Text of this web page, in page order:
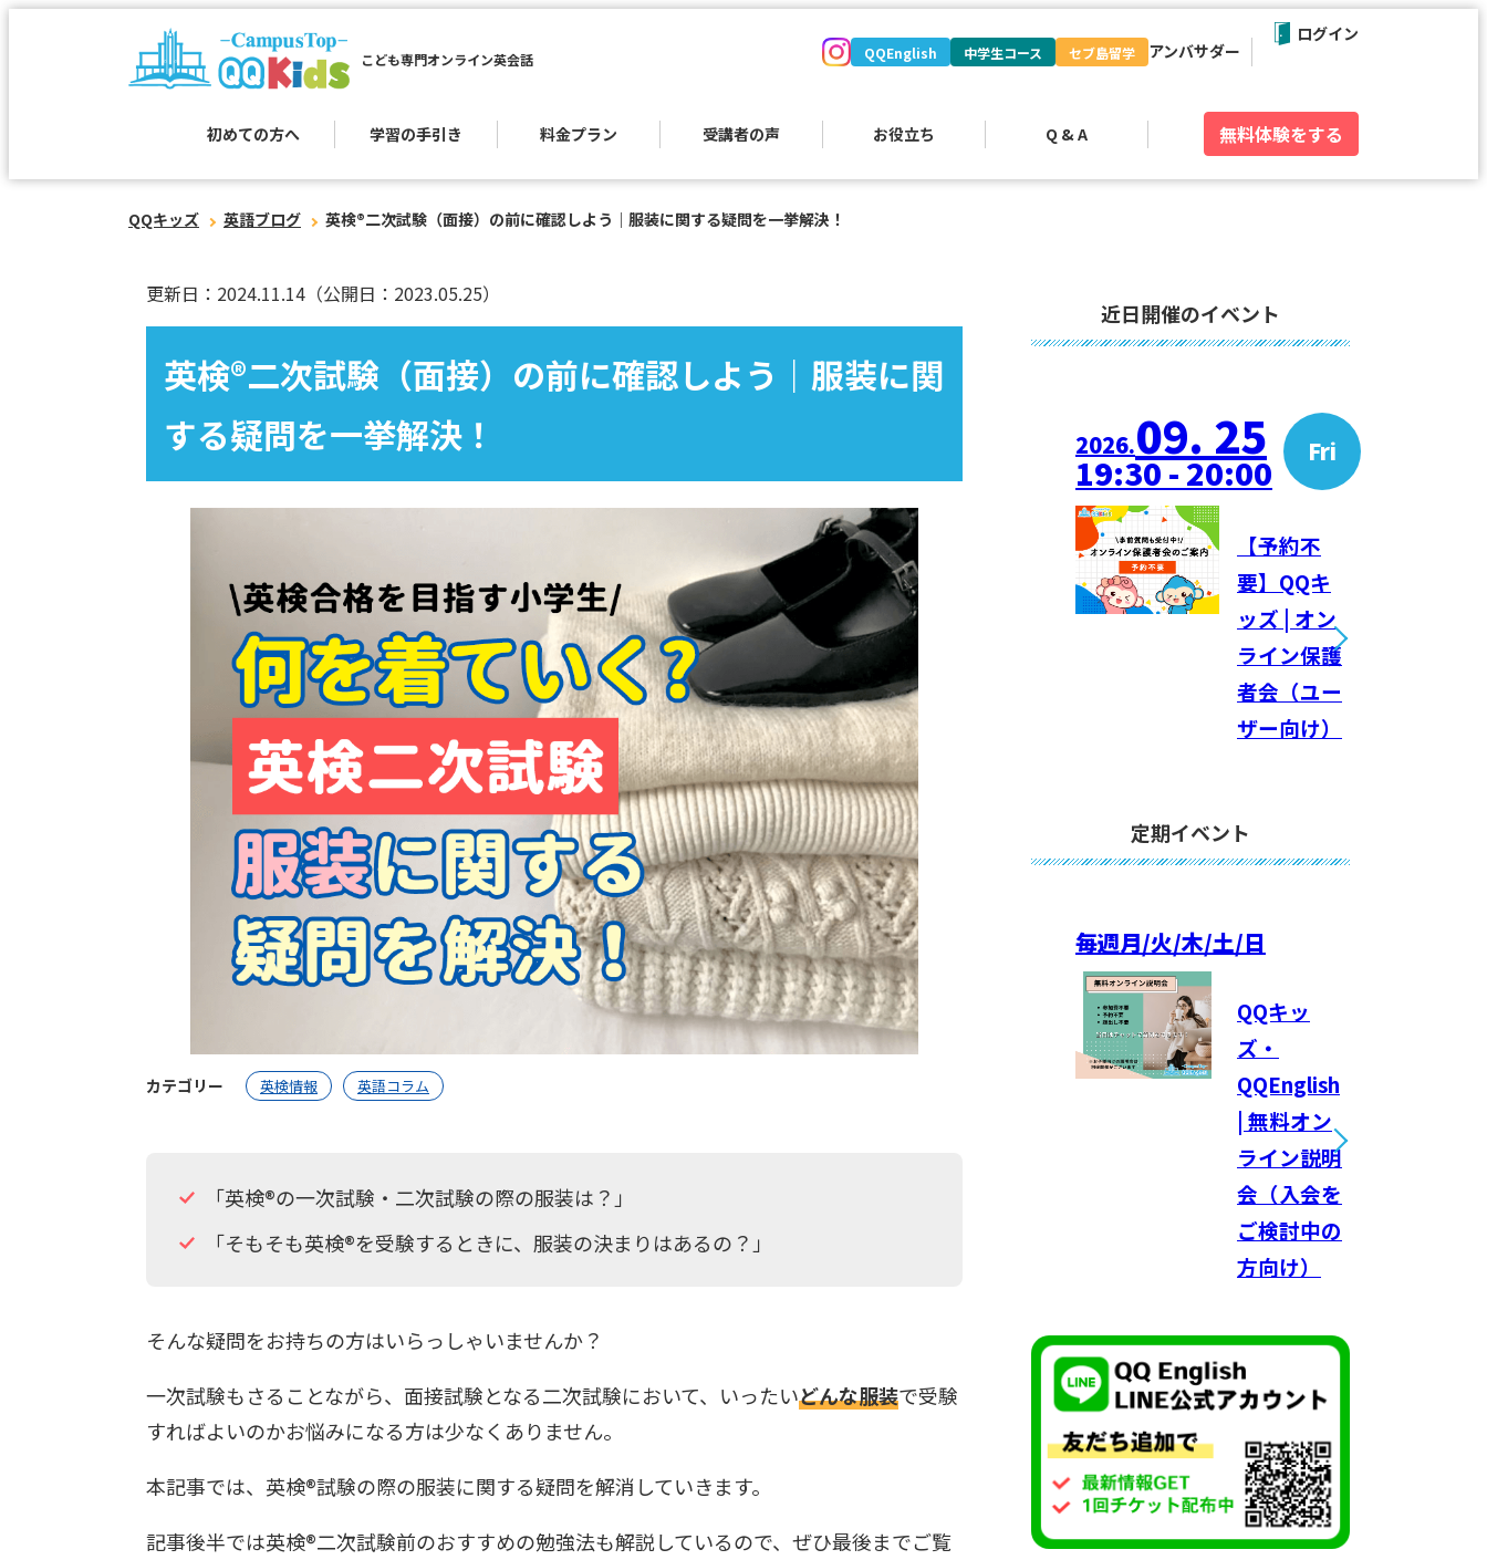
こども専門オンライン英会話
初めての方へ 学習の手引き 料金プラン 受講者の声 お役立ち Q & A
QQEnglish 中学生コース セブ島留学 アンバサダー
無料体験をする
ログイン
QQキッズ 英語ブログ 英検®︎二次試験（面接）の前に確認しよう｜服装に関する疑問を一挙解決！
更新日：2024.11.14 （公開日：2023.05.25）
英検®︎二次試験（面接）の前に確認しよう｜服装に関
する疑問を一挙解決！
カテゴリー 英検情報 英語コラム
「英検®︎の一次試験・二次試験の際の服装は？」
「そもそも英検®︎を受験するときに、服装の決まりはあるの？」
そんな疑問をお持ちの方はいらっしゃいませんか？
一次試験もさることながら、面接試験となる二次試験において、いったいどんな服装で受験
すればよいのかお悩みになる方は少なくありません。
本記事では、英検®︎試験の際の服装に関する疑問を解消していきます。
記事後半では英検®︎二次試験前のおすすめの勉強法も解説しているので、ぜひ最後までご覧
近日開催のイベント
2026.09. 25 Fri
19:30 - 20:00
【予約不
要】QQキ
ッズ | オン
ライン保護
者会（ユー
ザー向け）
定期イベント
毎週月/火/木/土/日
QQキッ
ズ・
QQEnglish
| 無料オン
ライン説明
会（入会を
ご検討中の
方向け）